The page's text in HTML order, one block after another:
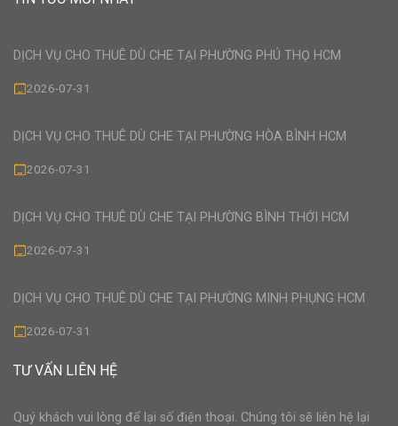
DỊCH VỤ CHO THUÊ DÙ CHE TẠI PHƯỜNG PHÚ THỌ HCM
2026-07-31
DỊCH VỤ CHO THUÊ DÙ CHE TẠI PHƯỜNG HÒA BÌNH HCM
2026-07-31
DỊCH VỤ CHO THUÊ DÙ CHE TẠI PHƯỜNG BÌNH THỚI HCM
2026-07-31
DỊCH VỤ CHO THUÊ DÙ CHE TẠI PHƯỜNG MINH PHỤNG HCM
2026-07-31
TƯ VẤN LIÊN HỆ
Quý khách vui lòng để lại số điện thoại. Chúng tôi sẽ liên hệ lại